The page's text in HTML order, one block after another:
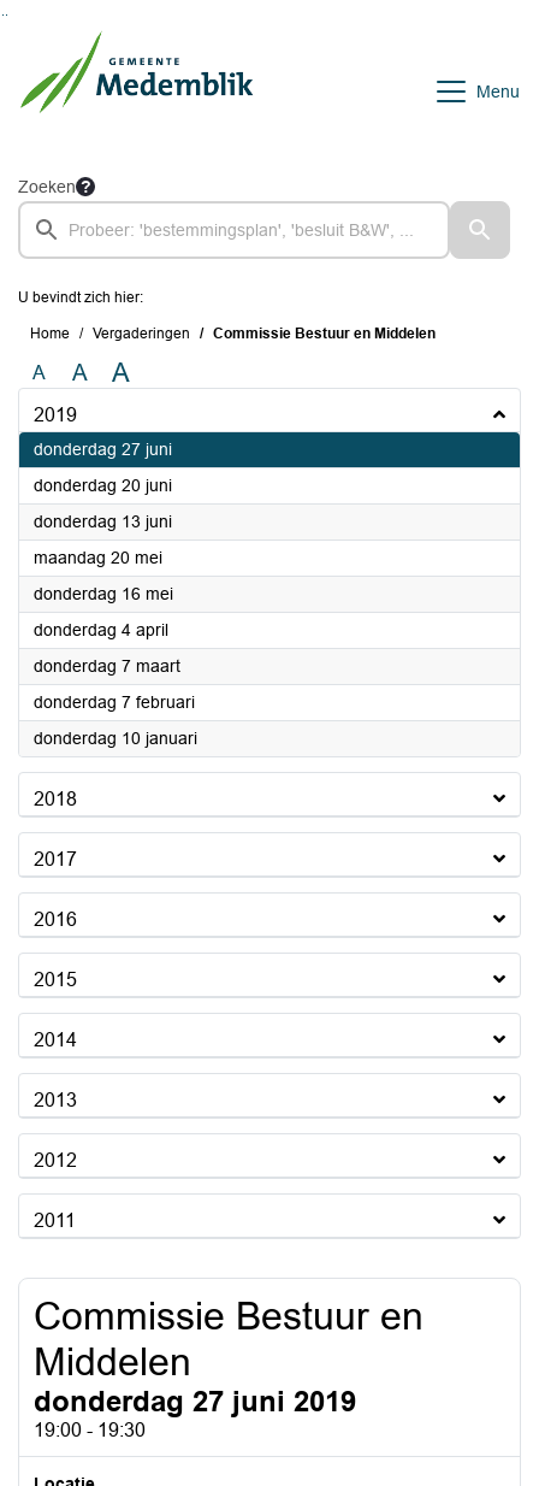
Menu
Zoeken
U bevindt zich hier:
Home Vergaderingen Commissie Bestuur en Middelen
A A A
2019
donderdag 27 juni2019
donderdag 20 juni2019
donderdag 13 juni2019
maandag 20 mei2019
donderdag 16 mei2019
donderdag 4 april2019
donderdag 7 maart2019
donderdag 7 februari2019
donderdag 10 januari2019
2018
2017
2016
2015
2014
2013
2012
2011
Commissie Bestuur en
Middelen
donderdag 27 juni 2019
19:00 - 19:30